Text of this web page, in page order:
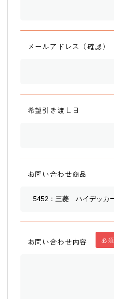
メールアドレス（確認）
希望引き渡し日
お問い合わせ商品
お問い合わせ内容 必須